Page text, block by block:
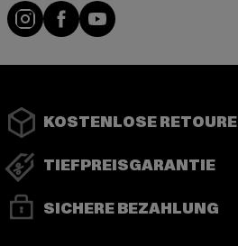
Instagram
FacebookYouTube
KOSTENLOSE RETOURE
TIEFPREISGARANTIE
SICHERE BEZAHLUNG